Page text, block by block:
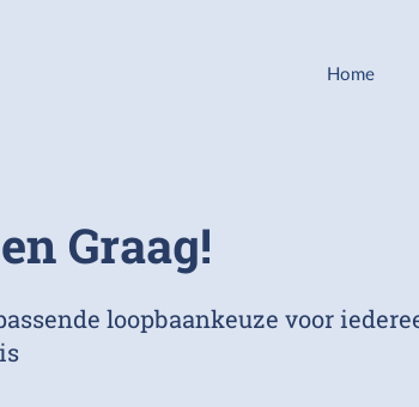
Home
Graag!
loopbaankeuze voor
is